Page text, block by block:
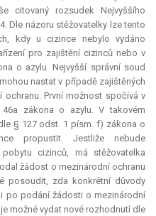
citovaný rozsudek Nejvyššího
Dle názoru stěžovatelky lze tento
kdy u cizince nebylo vydáno
pro zajištění cizinců nebo v
o azylu. Nejvyšší správní soud
nastat v případě zajištěných
První možnost spočívá v
zákona o azylu. V takovém
§ 127 odst. 1 písm. f) zákona o
propustit. Jestliže nebude
cizinců, má stěžovatelka
žádost o mezinárodní ochranu
posoudit, zda konkrétní důvody
po podání žádosti o mezinárodní
možné vydat nové rozhodnutí dle